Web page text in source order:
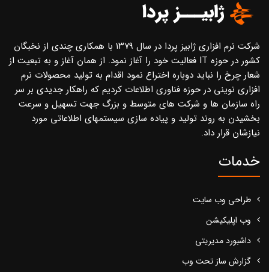
شرکت نرم افزاری ژابیز پردا در سال ۱۳۷۹ با همکاری چندی از نخبگان
کشور در حوزه IT فعالیت خود را آغاز نمود. از همان آغاز و به تبعیت از
شعار چرخ را نباید دوباره اختراع نمود اقدام به تولید محصولات نرم
افزاری نوینی در حوزه فناوری اطلاعات کردیم که راهکار جدیدی بر سر
راه سازمان ها و شرکت های متوسط و بزرگ جهت تسهیل و سرعت
بخشیدن به روند تولید و پیاده سازی سیستمهای اطلاعاتی مورد
نیازشان قرار داد.
خدمات
طراحی وب سایت
وب اپلیکیشن
داشبورد مدیریتی
گزارش ساز تحت وب